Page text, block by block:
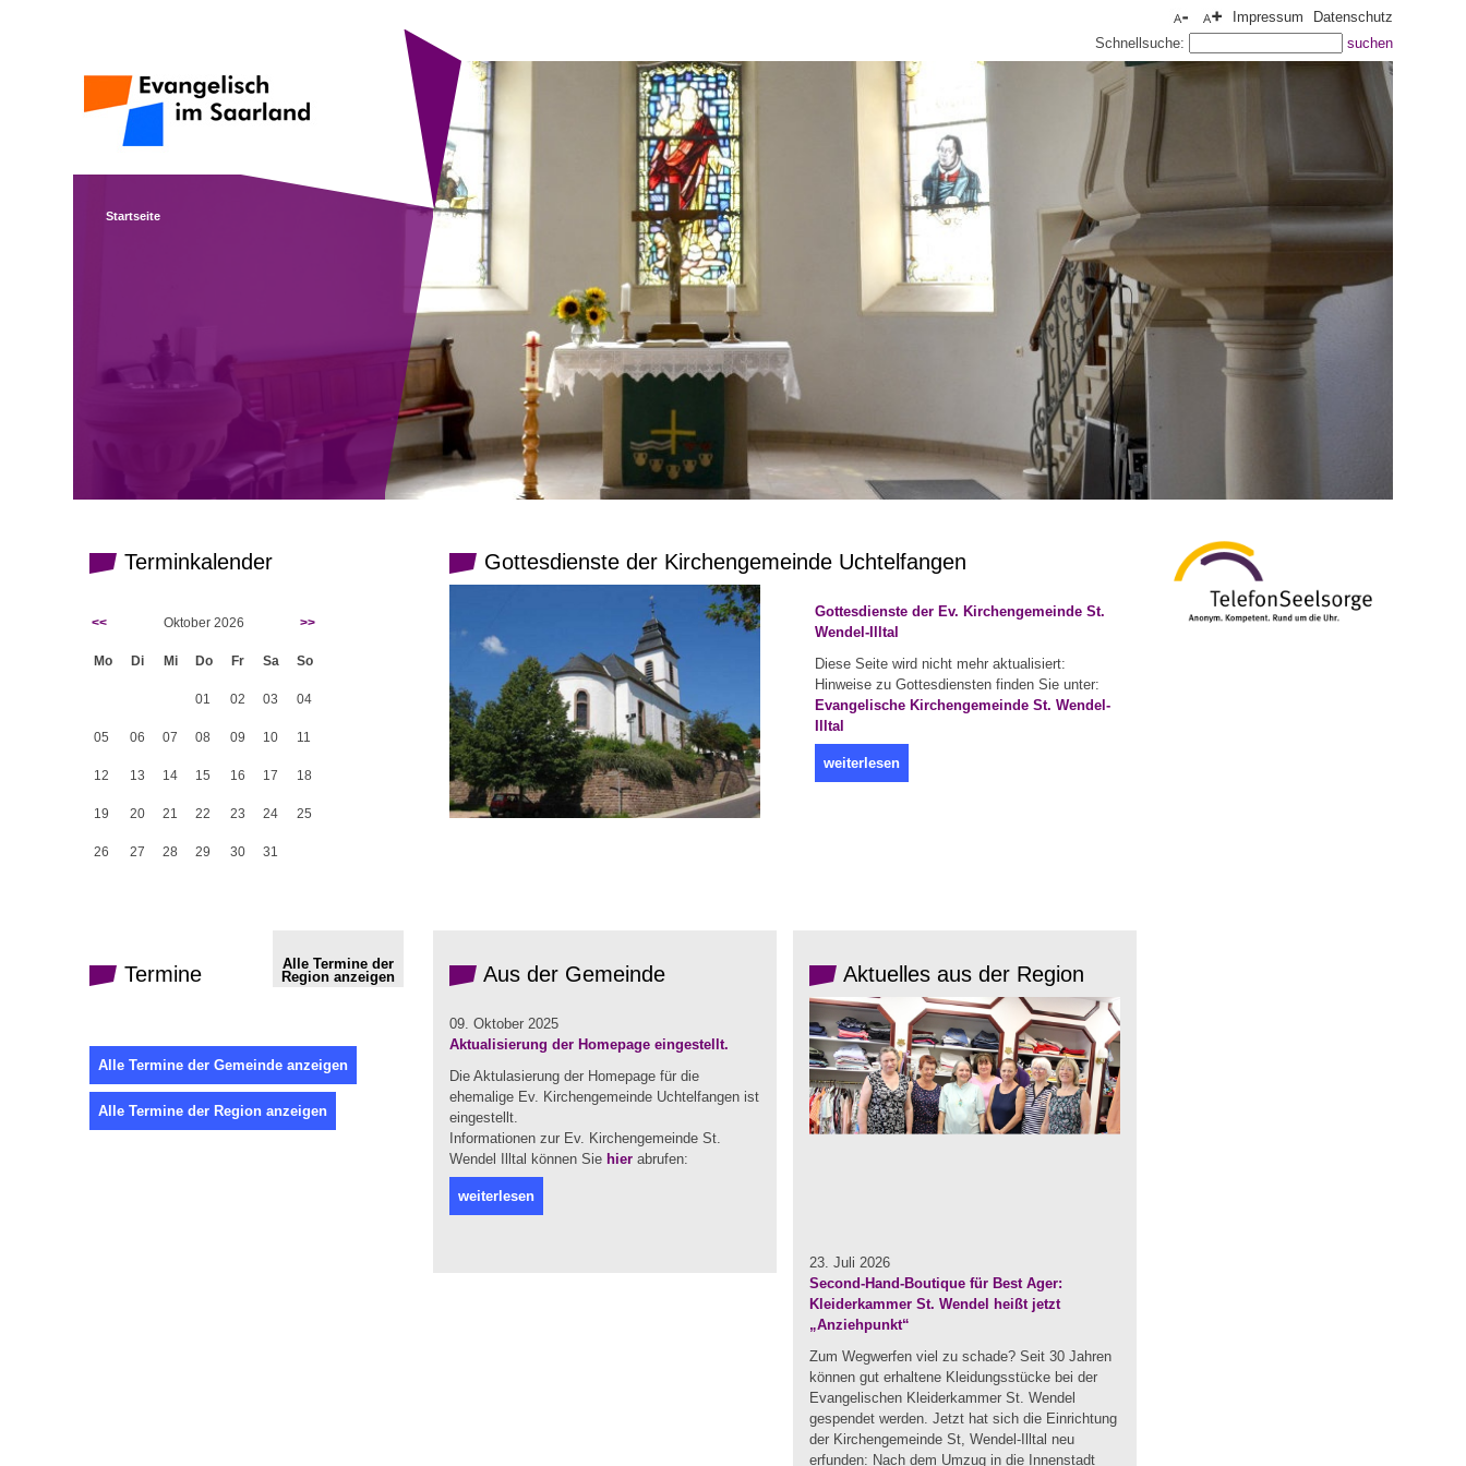
Startseite
Impressum
Datenschutz
Schnellsuche:
Terminkalender
<< Oktober 2026 >>
Mo Di Mi Do Fr Sa So
01 02 03 04
05 06 07 08 09 10 11
12 13 14 15 16 17 18
19 20 21 22 23 24 25
26 27 28 29 30 31
Gottesdienste der Kirchengemeinde Uchtelfangen
Gottesdienste der Ev. Kirchengemeinde St.
Wendel-Illtal
Diese Seite wird nicht mehr aktualisiert:
Hinweise zu Gottesdiensten finden Sie unter:
Evangelische Kirchengemeinde St. Wendel-
Illtal
weiterlesen
Termine
Alle Termine der
Region anzeigen
Alle Termine der Gemeinde anzeigen
Alle Termine der Region anzeigen
Aus der Gemeinde
09. Oktober 2025
Aktualisierung der Homepage eingestellt.
Die Aktulasierung der Homepage für die
ehemalige Ev. Kirchengemeinde Uchtelfangen ist
eingestellt.
Informationen zur Ev. Kirchengemeinde St.
Wendel Illtal können Sie hier abrufen:
weiterlesen
Aktuelles aus der Region
23. Juli 2026
Second-Hand-Boutique für Best Ager:
Kleiderkammer St. Wendel heißt jetzt
„Anziehpunkt“
Zum Wegwerfen viel zu schade? Seit 30 Jahren
können gut erhaltene Kleidungsstücke bei der
Evangelischen Kleiderkammer St. Wendel
gespendet werden. Jetzt hat sich die Einrichtung
der Kirchengemeinde St, Wendel-Illtal neu
erfunden: Nach dem Umzug in die Innenstadt